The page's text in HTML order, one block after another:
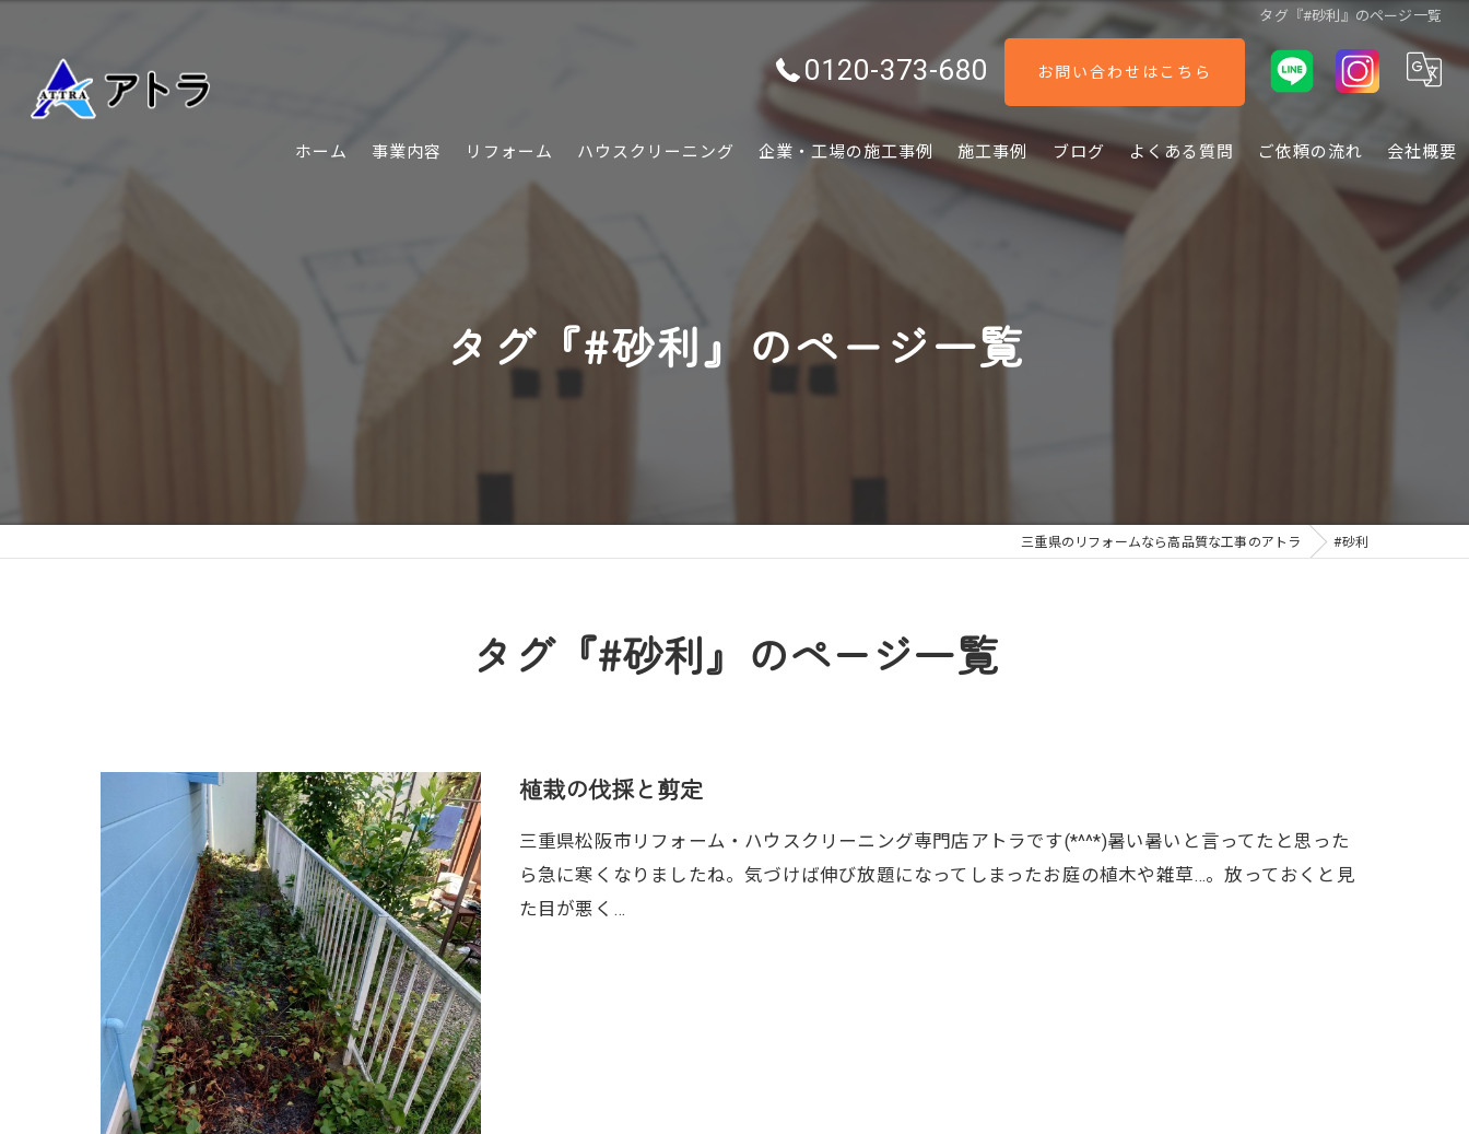
タグ『#砂利』のページ一覧
0120-373-680 お問い合わせはこちら
ホーム 事業内容 リフォーム ハウスクリーニング 企業・工場の施工事例 施工事例 ブログ よくある質問 ご依頼の流れ 会社概要
タグ『#砂利』のページ一覧
三重県のリフォームなら高品質な工事のアトラ #砂利
タグ『#砂利』のページ一覧
植栽の伐採と剪定
三重県松阪市リフォーム・ハウスクリーニング専門店アトラです(*^^*)暑い暑いと言ってたと思った
ら急に寒くなりましたね。気づけば伸び放題になってしまったお庭の植木や雑草…。放っておくと見
た目が悪く…